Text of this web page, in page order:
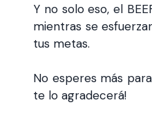
Y no solo eso, el
mientras se
tus metas.
No esperes más
te lo agradecerá!